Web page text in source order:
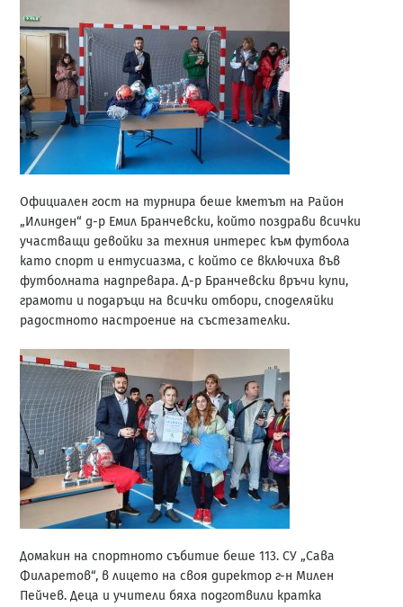
Официален гост на турнира беше кметът на Район
„Илинден“ д-р Емил Бранчевски, който поздрави всички
участващи девойки за техния интерес към футбола
като спорт и ентусиазма, с който се включиха във
футболната надпревара. Д-р Бранчевски връчи купи,
грамоти и подаръци на всички отбори, споделяйки
радостното настроение на състезателки.
Домакин на спортното събитие беше 113. СУ „Сава
Филаретов“, в лицето на своя директор г-н Милен
Пейчев. Деца и учители бяха подготвили кратка